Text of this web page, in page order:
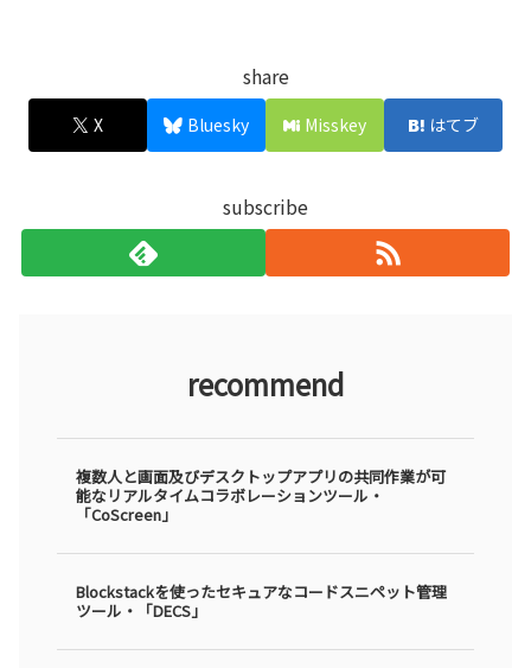
share
X Bluesky Misskey はてブ
subscribe
recommend
複数人と画面及びデスクトップアプリの共同作業が可
能なリアルタイムコラボレーションツール・
「CoScreen」
Blockstackを使ったセキュアなコードスニペット管理
ツール・「DECS」